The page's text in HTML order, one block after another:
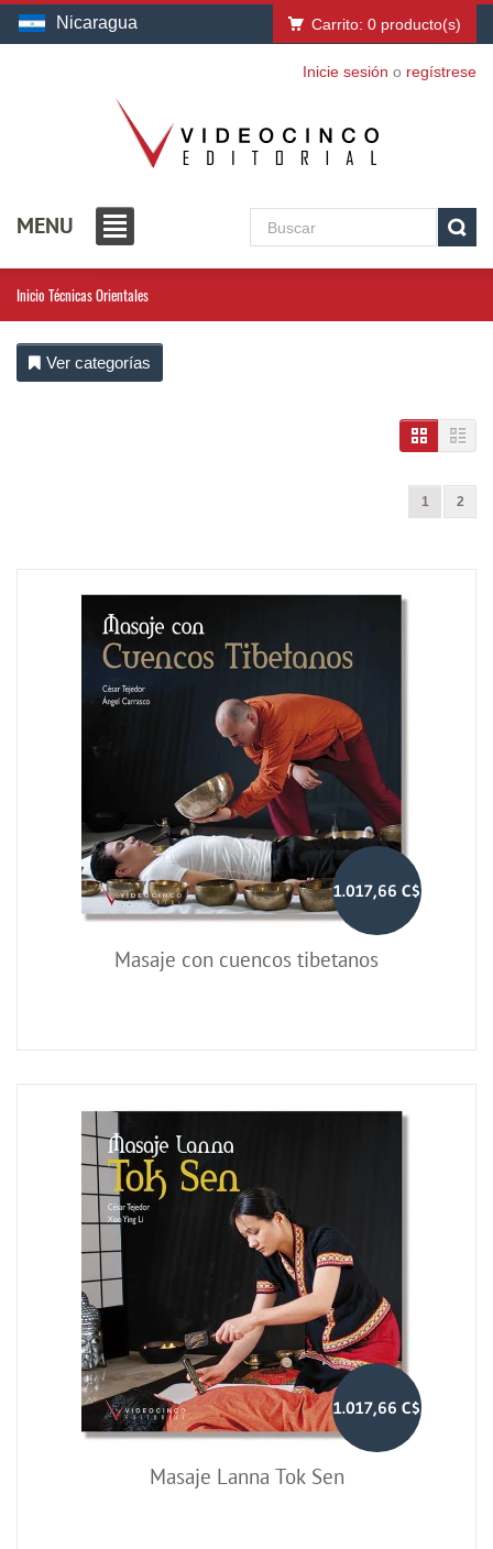
Nicaragua Carrito: 0 producto(s)
Inicie sesión o regístrese
MENU
Inicio Técnicas Orientales
Ver categorías
1 2
1.017,66 C$
Masaje con cuencos tibetanos
1.017,66 C$
Masaje Lanna Tok Sen